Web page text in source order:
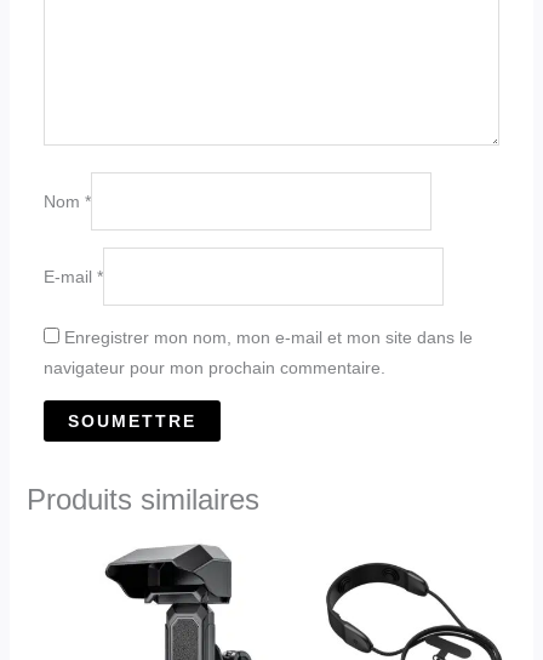
Nom *
E-mail *
Enregistrer mon nom, mon e-mail et mon site dans le
navigateur pour mon prochain commentaire.
Produits similaires